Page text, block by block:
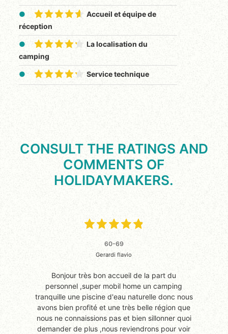
Accueil et équipe de
réception
La localisation du
camping
Service technique
CONSULT THE RATINGS AND
COMMENTS OF
HOLIDAYMAKERS.
60-69
Gerardi flavio
Bonjour très bon accueil de la part du
personnel ,super mobil home un camping
tranquille une piscine d'eau naturelle donc nous
avons bien profité et une très belle région que
nous ne connaissions pas et bien sillonner quoi
demander de plus ,nous reviendrons pour voir